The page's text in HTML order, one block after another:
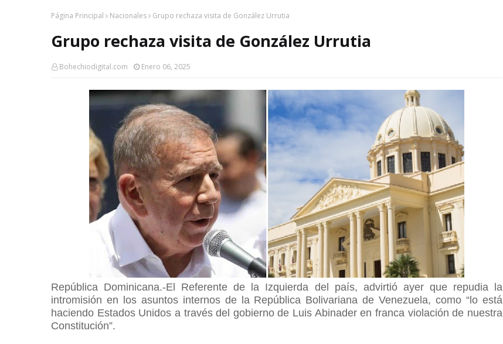
Página Principal Nacionales Grupo rechaza visita de González Urrutia
Grupo rechaza visita de González Urrutia
Bohechiodigital.com Enero 06, 2025
República Dominicana.-El Referente de la Izquierda del país, advirtió ayer que repudia la
intromisión en los asuntos internos de la República Bolivariana de Venezuela, como “lo está
haciendo Estados Unidos a través del gobierno de Luis Abinader en franca violación de nuestra
Constitución”.